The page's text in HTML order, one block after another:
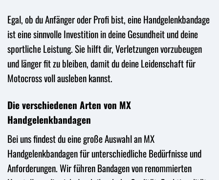
Egal, ob du Anfänger oder Profi bist, eine Handgelenkbandage
ist eine sinnvolle Investition in deine Gesundheit und deine
sportliche Leistung. Sie hilft dir, Verletzungen vorzubeugen
und länger fit zu bleiben, damit du deine Leidenschaft für
Motocross voll ausleben kannst.
Die verschiedenen Arten von MX
Handgelenkbandagen
Bei uns findest du eine große Auswahl an MX
Handgelenkbandagen für unterschiedliche Bedürfnisse und
Anforderungen. Wir führen Bandagen von renommierten